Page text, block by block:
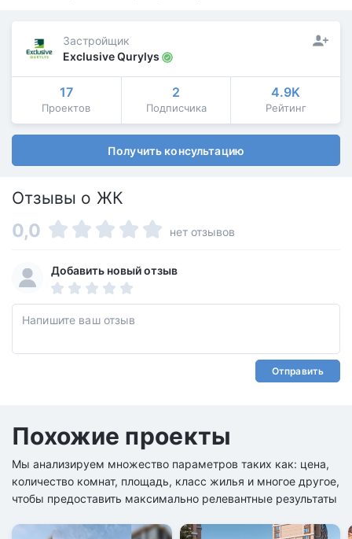
Застройщик
Exclusive Qurylys
17
Проектов
2
Подписчика
4.9K
Рейтинг
Получить консультацию
Отзывы о ЖК
0,0 нет отзывов
Добавить новый отзыв
Отправить
Похожие проекты
Мы анализируем множество параметров таких как: цена,
количество комнат, площадь, класс жилья и многое другое,
чтобы предоставить максимально релевантные результаты